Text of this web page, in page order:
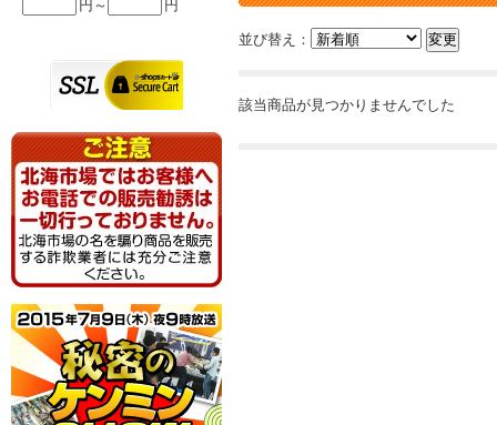
並び替え：
該当商品が見つかりませんでした
円～ 円